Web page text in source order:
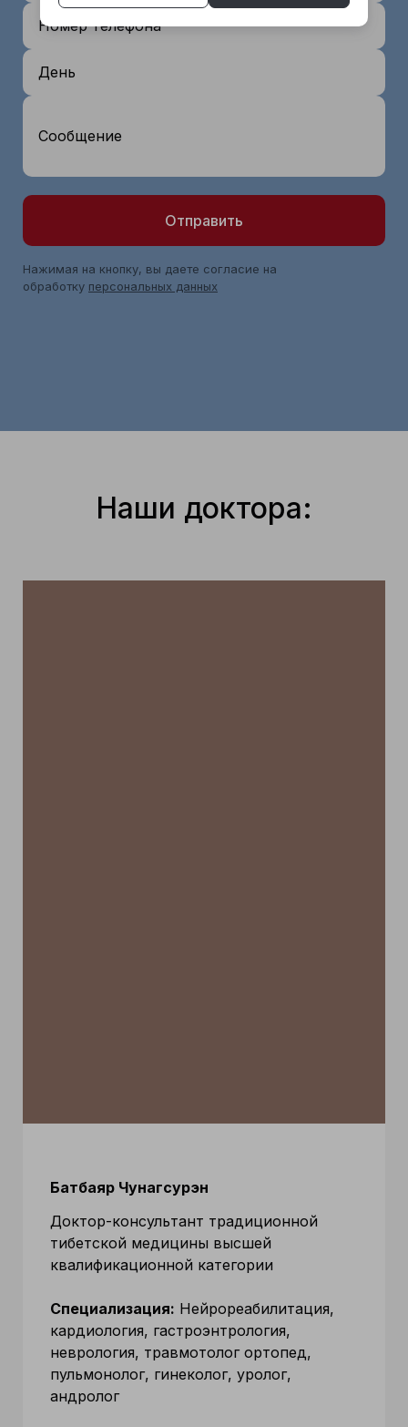
Номер телефона *
День
Сообщение
Отправить
Нажимая на кнопку, вы даете согласие на
обработку персональных данных
Наши доктора:
Батбаяр Чунагсурэн
Доктор-консультант традиционной
тибетской медицины высшей
квалификационной категории
Специализация: Нейрореабилитация,
кардиология, гастроэнтрология,
неврология, травмотолог ортопед,
пульмонолог, гинеколог, уролог,
андролог